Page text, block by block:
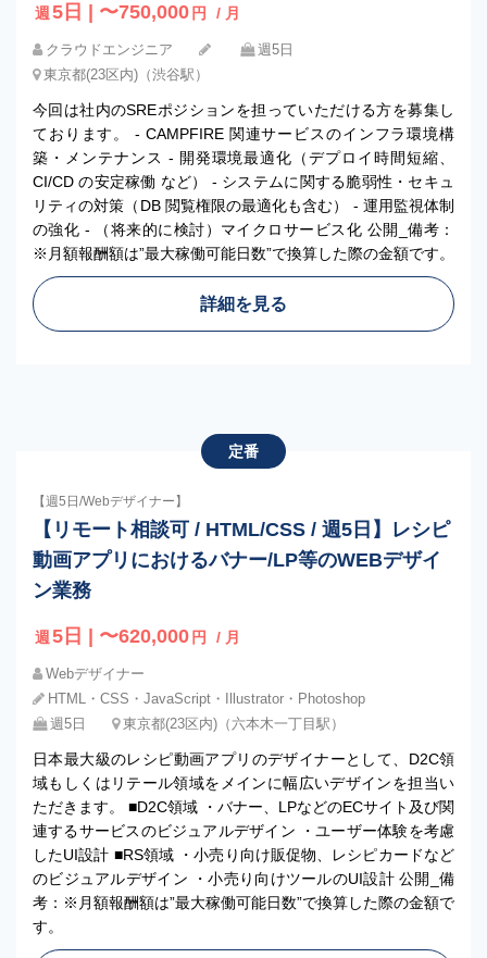
週 5日 | 〜750,000 円 / 月
クラウドエンジニア
週5日
東京都(23区内)（渋谷駅）
今回は社内のSREポジションを担っていただける方を募集し
ております。 - CAMPFIRE 関連サービスのインフラ環境構
築・メンテナンス - 開発環境最適化（デプロイ時間短縮、
CI/CD の安定稼働 など） - システムに関する脆弱性・セキュ
リティの対策（DB 閲覧権限の最適化も含む） - 運用監視体制
の強化 - （将来的に検討）マイクロサービス化 公開_備考：
※月額報酬額は”最大稼働可能日数”で換算した際の金額です。
詳細を見る
定番
【週5日/Webデザイナー】
【リモート相談可 / HTML/CSS / 週5日】レシピ
動画アプリにおけるバナー/LP等のWEBデザイ
ン業務
週 5日 | 〜620,000 円 / 月
Webデザイナー
HTML・CSS・JavaScript・Illustrator・Photoshop
週5日
東京都(23区内)（六本木一丁目駅）
日本最大級のレシピ動画アプリのデザイナーとして、D2C領
域もしくはリテール領域をメインに幅広いデザインを担当い
ただきます。 ■D2C領域 ・バナー、LPなどのECサイト及び関
連するサービスのビジュアルデザイン ・ユーザー体験を考慮
したUI設計 ■RS領域 ・小売り向け販促物、レシピカードなど
のビジュアルデザイン ・小売り向けツールのUI設計 公開_備
考：※月額報酬額は”最大稼働可能日数”で換算した際の金額で
す。